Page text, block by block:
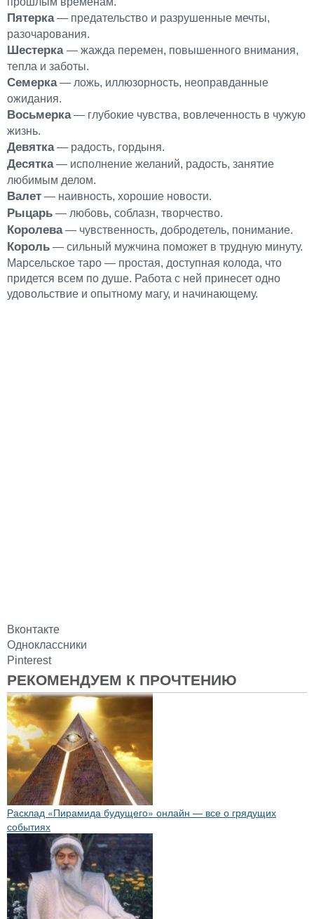
Пятерка— предательство и разрушенные мечты,
разочарования.
Шестерка — жажда перемен, повышенного внимания,
тепла и заботы.
Семерка— ложь, иллюзорность, неоправданные
ожидания.
Восьмерка— глубокие чувства, вовлеченность в чужую
жизнь.
Девятка— радость, гордыня.
Десятка— исполнение желаний, радость, занятие
любимым делом.
Валет — наивность, хорошие новости.
Рыцарь — любовь, соблазн, творчество.
Королева— чувственность, добродетель, понимание.
Король — сильный мужчина поможет в трудную минуту.
Марсельское таро — простая, доступная колода, что
придется всем по душе. Работа с ней принесет одно
удовольствие и опытному магу, и начинающему.
Вконтакте
Одноклассники
Pinterest
РЕКОМЕНДУЕМ К ПРОЧТЕНИЮ
Расклад «Пирамида будущего» онлайн — все о грядущих
событиях